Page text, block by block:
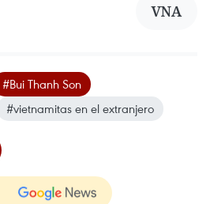
VNA
#Bui Thanh Son
#vietnamitas en el extranjero